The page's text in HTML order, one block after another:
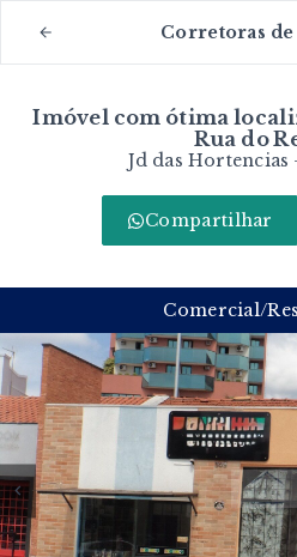
Corretoras
Imóvel com ótima
Rua do
Jd das Hortencias
Compartilhar
Comercial/